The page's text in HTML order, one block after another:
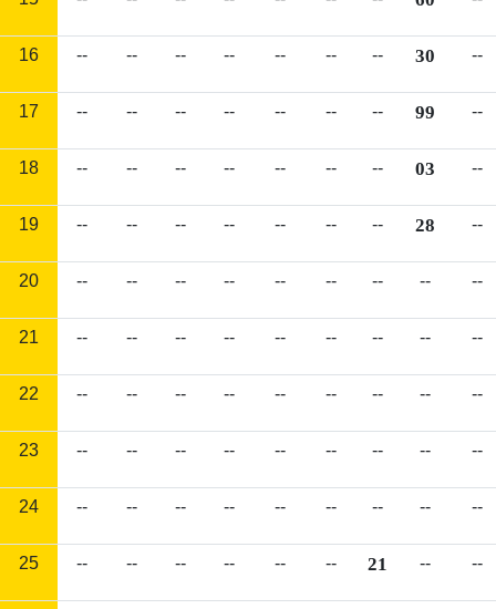
16 -- -- -- -- -- -- -- 30 --
17 -- -- -- -- -- -- -- 99 --
18 -- -- -- -- -- -- -- 03 --
19 -- -- -- -- -- -- -- 28 --
20 -- -- -- -- -- -- -- -- --
21 -- -- -- -- -- -- -- -- --
22 -- -- -- -- -- -- -- -- --
23 -- -- -- -- -- -- -- -- --
24 -- -- -- -- -- -- -- -- --
25 -- -- -- -- -- -- 21 -- --